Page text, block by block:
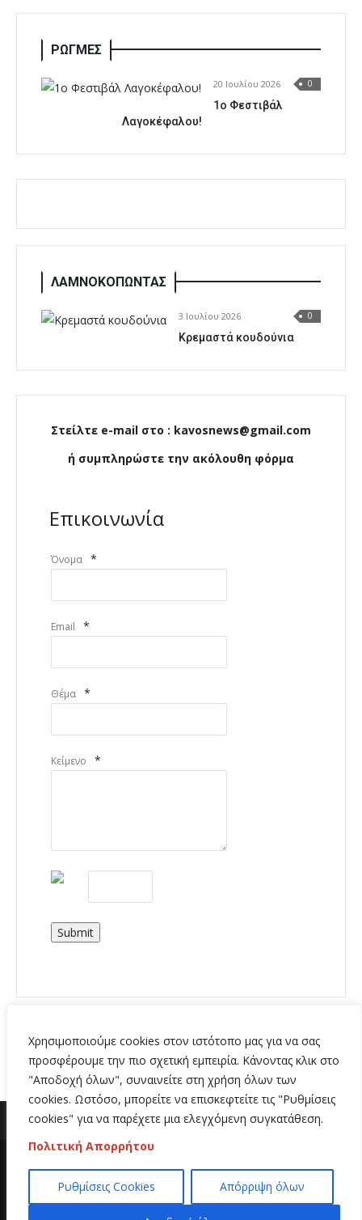
Χρησιμοποιούμε cookies στον ιστότοπο μας για να σας
προσφέρουμε την πιο σχετική εμπειρία. Κάνοντας κλικ στο
"Αποδοχή όλων", συναινείτε στη χρήση όλων των
cookies. Ωστόσο, μπορείτε να επισκεφτείτε τις "Ρυθμίσεις
cookies" για να παρέχετε μια ελεγχόμενη συγκατάθεση.
Πολιτική Απορρήτου
Ρυθμίσεις Cookies Απόρριψη όλων
ΡΩΓΜΕΣ
20 Ιουλίου 2026 0
1o Φεστιβάλ
Λαγοκέφαλου!
ΛΑΜΝΟΚΟΠΩΝΤΑΣ
3 Ιουλίου 2026 0
Κρεμαστά κουδούνια
Στείλτε e-mail στο : kavosnews@gmail.com
ή συμπληρώστε την ακόλουθη φόρμα
Επικοινωνία
Όνομα *
Email *
Θέμα *
Κείμενο *
Submit
Copyright 2020 | All Rights Reserved | Κατασκευή
ιστοσελίδων
Hi Web